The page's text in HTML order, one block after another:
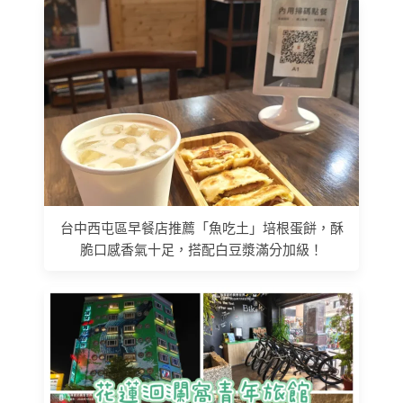
台中西屯區早餐店推薦「魚吃土」培根蛋餅，酥
脆口感香氣十足，搭配白豆漿滿分加級！